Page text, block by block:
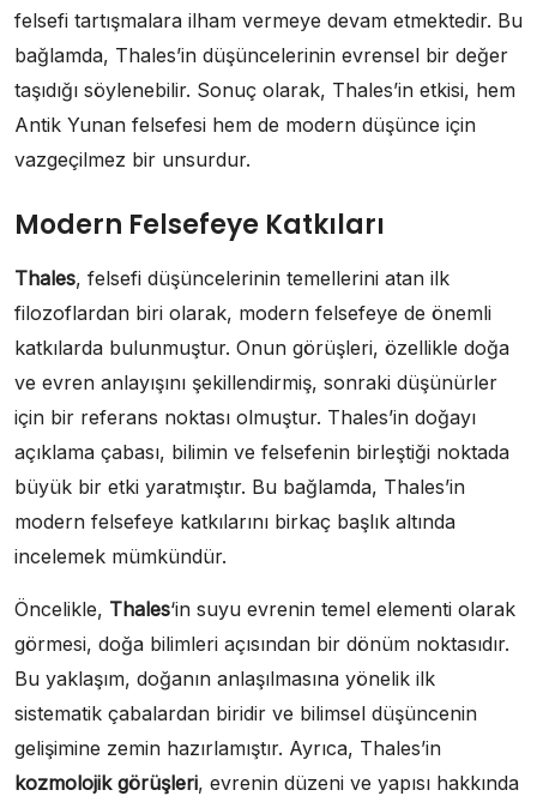
felsefi tartışmalara ilham vermeye devam etmektedir. Bu
bağlamda, Thales’in düşüncelerinin evrensel bir değer
taşıdığı söylenebilir. Sonuç olarak, Thales’in etkisi, hem
Antik Yunan felsefesi hem de modern düşünce için
vazgeçilmez bir unsurdur.
Modern Felsefeye Katkıları
Thales, felsefi düşüncelerinin temellerini atan ilk
filozoflardan biri olarak, modern felsefeye de önemli
katkılarda bulunmuştur. Onun görüşleri, özellikle doğa
ve evren anlayışını şekillendirmiş, sonraki düşünürler
için bir referans noktası olmuştur. Thales’in doğayı
açıklama çabası, bilimin ve felsefenin birleştiği noktada
büyük bir etki yaratmıştır. Bu bağlamda, Thales’in
modern felsefeye katkılarını birkaç başlık altında
incelemek mümkündür.
Öncelikle, Thales‘in suyu evrenin temel elementi olarak
görmesi, doğa bilimleri açısından bir dönüm noktasıdır.
Bu yaklaşım, doğanın anlaşılmasına yönelik ilk
sistematik çabalardan biridir ve bilimsel düşüncenin
gelişimine zemin hazırlamıştır. Ayrıca, Thales’in
kozmolojik görüşleri, evrenin düzeni ve yapısı hakkında